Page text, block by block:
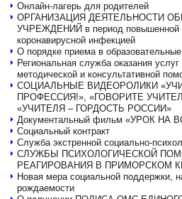
Онлайн-лагерь для родителей
ОРГАНИЗАЦИЯ ДЕЯТЕЛЬНОСТИ
УЧРЕЖДЕНИЙ в период повышенной
коронавирусной инфекцией
О порядке приема в
Региональная служба оказания услуг
методической и консультативной
СОЦИАЛЬНЫЕ ВИДЕОРОЛИКИ
ПРОФЕССИЯ!», «ГОВОРИТЕ
«УЧИТЕЛЯ – ГОРДОСТЬ РОССИИ»
Документальный фильм «УРОК НА
Социальный контракт
Служба экстренной социально-
СЛУЖБЫ ПСИХОЛОГИЧЕСКОЙ
РЕАГИРОВАНИЯ В ПРИМОРСКОМ
Новая мера социальной поддержки,
рождаемости